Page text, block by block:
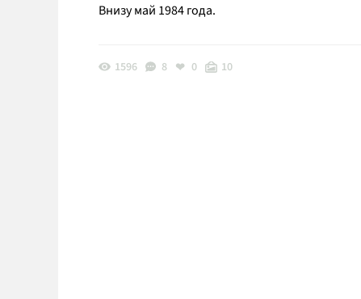
Внизу май 1984 года.
1596 8 0 10